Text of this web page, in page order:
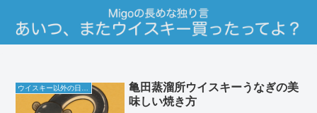
亀田蒸溜所ウイスキーうなぎの美
味しい焼き方